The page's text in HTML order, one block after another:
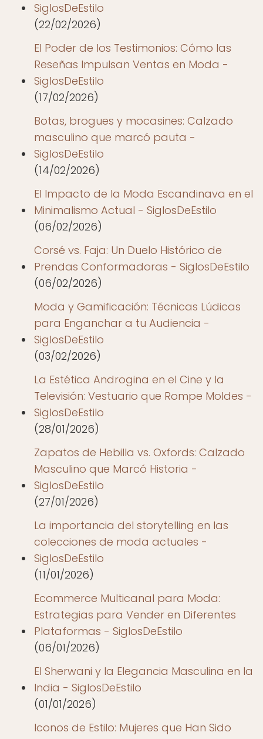
SiglosDeEstilo
(22/02/2026)
El Poder de los Testimonios: Cómo las
Reseñas Impulsan Ventas en Moda -
SiglosDeEstilo
(17/02/2026)
Botas, brogues y mocasines: Calzado
masculino que marcó pauta -
SiglosDeEstilo
(14/02/2026)
El Impacto de la Moda Escandinava en el
Minimalismo Actual - SiglosDeEstilo
(06/02/2026)
Corsé vs. Faja: Un Duelo Histórico de
Prendas Conformadoras - SiglosDeEstilo
(06/02/2026)
Moda y Gamificación: Técnicas Lúdicas
para Enganchar a tu Audiencia -
SiglosDeEstilo
(03/02/2026)
La Estética Androgina en el Cine y la
Televisión: Vestuario que Rompe Moldes -
SiglosDeEstilo
(28/01/2026)
Zapatos de Hebilla vs. Oxfords: Calzado
Masculino que Marcó Historia -
SiglosDeEstilo
(27/01/2026)
La importancia del storytelling en las
colecciones de moda actuales -
SiglosDeEstilo
(11/01/2026)
Ecommerce Multicanal para Moda:
Estrategias para Vender en Diferentes
Plataformas - SiglosDeEstilo
(06/01/2026)
El Sherwani y la Elegancia Masculina en la
India - SiglosDeEstilo
(01/01/2026)
Iconos de Estilo: Mujeres que Han Sido